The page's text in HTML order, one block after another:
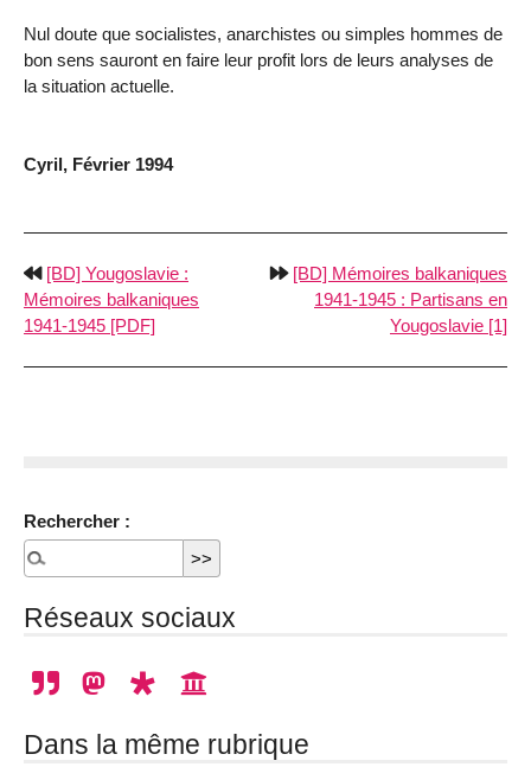
Nul doute que socialistes, anarchistes ou simples hommes de
bon sens sauront en faire leur profit lors de leurs analyses de
la situation actuelle.
Cyril, Février 1994
[BD] Yougoslavie :
Mémoires balkaniques
1941-1945 [PDF]
[BD] Mémoires balkaniques
1941-1945 : Partisans en
Yougoslavie [1]
Rechercher :
Réseaux sociaux
Dans la même rubrique